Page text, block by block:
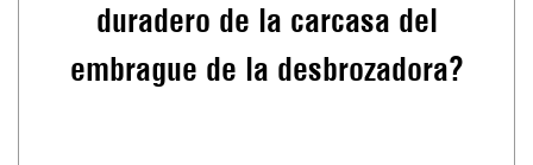
duradero de la carcasa del
embrague de la desbrozadora?